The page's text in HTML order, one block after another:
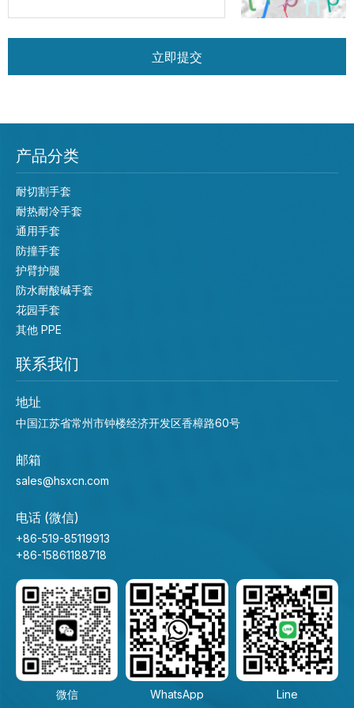
立即提交
产品分类
耐切割手套
耐热耐冷手套
通用手套
防撞手套
护臂护腿
防水耐酸碱手套
花园手套
其他 PPE
联系我们
地址
中国江苏省常州市钟楼经济开发区香樟路60号
邮箱
sales@hsxcn.com
电话 (微信)
+86-519-85119913
+86-15861188718
微信 WhatsApp Line